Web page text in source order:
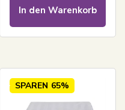
In den Warenkorb
SPAREN 65%